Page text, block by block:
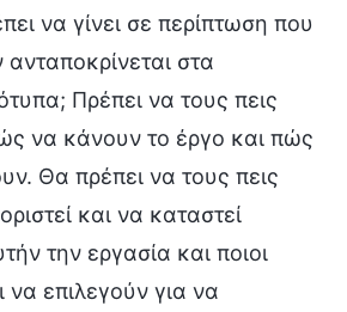
να γίνει σε περίπτωση που
στα
Πρέπει να τους πεις
να κάνουν το έργο και πώς
Θα πρέπει να τους πεις
και να καταστεί
την εργασία και ποιοι
να επιλεγούν για να